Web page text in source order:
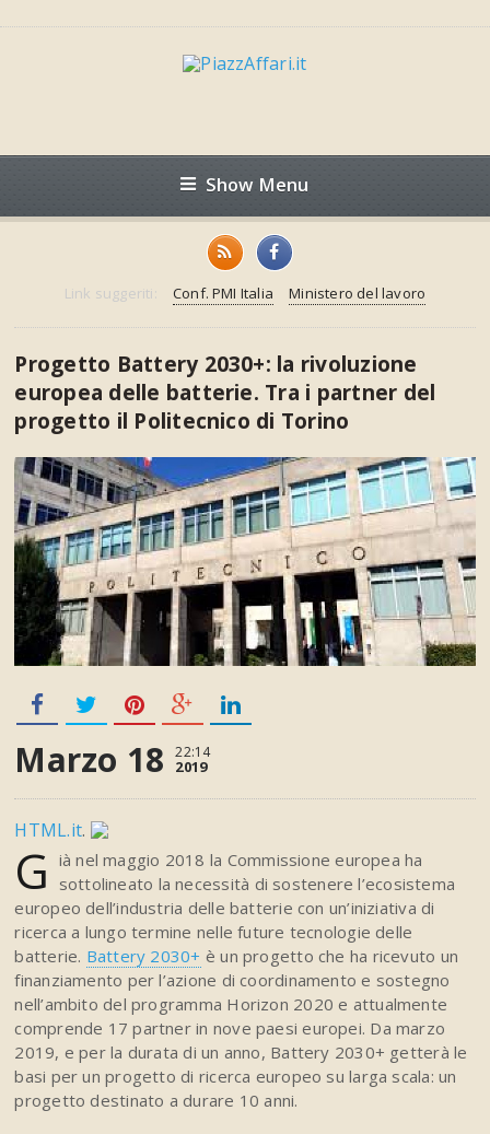
Show Menu
Link suggeriti: Conf. PMI Italia Ministero del lavoro
Progetto Battery 2030+: la rivoluzione
europea delle batterie. Tra i partner del
progetto il Politecnico di Torino
Marzo 18 22:14
2019
HTML.it.
G ià nel maggio 2018 la Commissione europea ha
sottolineato la necessità di sostenere l’ecosistema
europeo dell’industria delle batterie con un’iniziativa di
ricerca a lungo termine nelle future tecnologie delle
batterie. Battery 2030+ è un progetto che ha ricevuto un
finanziamento per l’azione di coordinamento e sostegno
nell’ambito del programma Horizon 2020 e attualmente
comprende 17 partner in nove paesi europei. Da marzo
2019, e per la durata di un anno, Battery 2030+ getterà le
basi per un progetto di ricerca europeo su larga scala: un
progetto destinato a durare 10 anni.